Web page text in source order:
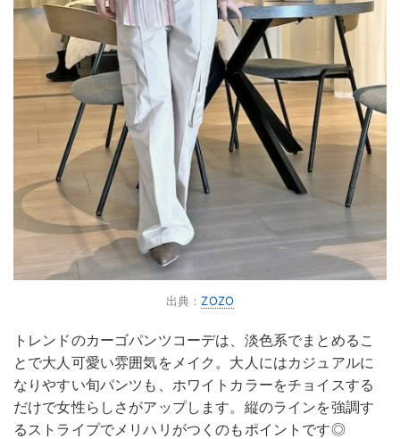
出典：ZOZO
トレンドのカーゴパンツコーデは、淡色系でまとめるこ
とで大人可愛い雰囲気をメイク。大人にはカジュアルに
なりやすい旬パンツも、ホワイトカラーをチョイスする
だけで女性らしさがアップします。縦のラインを強調す
るストライプでメリハリがつくのもポイントです◎